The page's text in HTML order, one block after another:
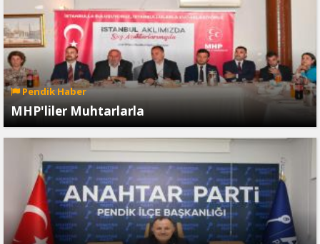
Pendik Haber
MHP'liler Muhtarlarla